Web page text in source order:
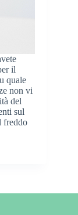
il
quale
non vi
del
sul
freddo